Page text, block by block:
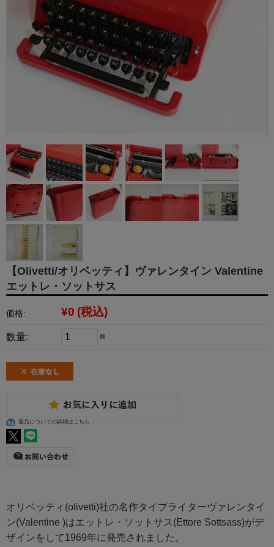
【Olivetti/オリベッティ】ヴァレンタイン Valentine
エットレ・ソットサス
価格: ¥0 (税込)
数量: 個
返品についての詳細はこちら
オリベッティ(olivetti)社の名作タイプライターヴァレンタイ
ン(Valentine )はエットレ・ソットサス(Ettore Sottsass)がデ
ザインをして1969年に発売されました。